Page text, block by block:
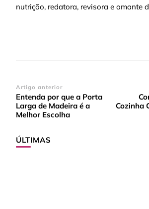
nutrição, redatora, revisora e amante
Navegação
de
post
Artigo anterior
Entenda por que a Porta
Larga de Madeira é a
Melhor Escolha
Cozinha
ÚLTIMAS